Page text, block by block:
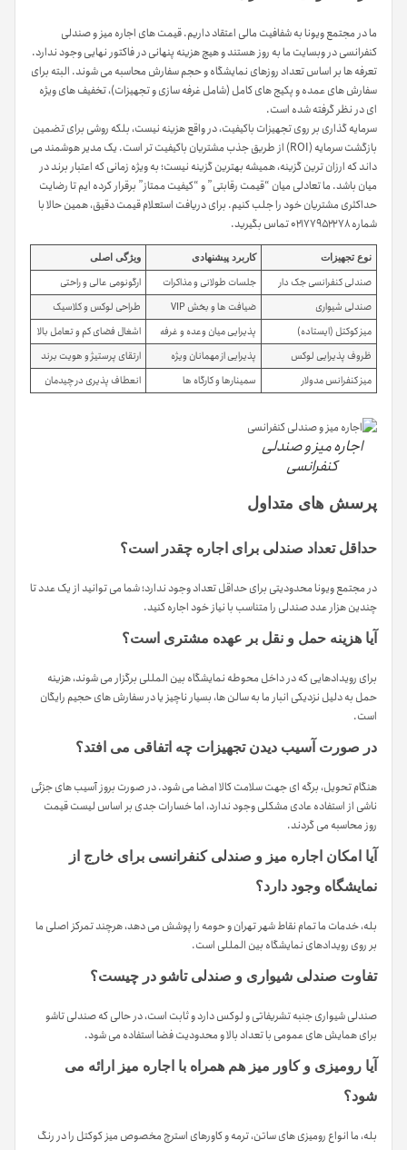
ما در مجتمع ویونا به شفافیت مالی اعتقاد داریم. قیمت های اجاره میز و صندلی
کنفرانسی در وبسایت ما به روز هستند و هیچ هزینه پنهانی در فاکتور نهایی وجود ندارد.
تعرفه ها بر اساس تعداد روزهای نمایشگاه و حجم سفارش محاسبه می شوند. البته برای
سفارش های عمده و پکیج های کامل (شامل غرفه سازی و تجهیزات)، تخفیف های ویژه
ای در نظر گرفته شده است.
سرمایه گذاری بر روی تجهیزات باکیفیت، در واقع هزینه نیست، بلکه روشی برای تضمین
بازگشت سرمایه (ROI) از طریق جذب مشتریان باکیفیت تر است. یک مدیر هوشمند می
داند که ارزان ترین گزینه، همیشه بهترین گزینه نیست؛ به ویژه زمانی که اعتبار برند در
میان باشد. ما تعادلی میان “قیمت رقابتی” و “کیفیت ممتاز” برقرار کرده ایم تا رضایت
حداکثری مشتریان خود را جلب کنیم. برای دریافت استعلام قیمت دقیق، همین حالا با
شماره ۰۲۱۷۷۹۵۲۲۷۸ تماس بگیرید.
نوع تجهیزات کاربرد پیشنهادی ویژگی اصلی
صندلی کنفرانسی جک دار جلسات طولانی و مذاکرات
ارگونومی عالی و راحتی
صندلی شیواری
ضیافت ها و بخش VIP
طراحی لوکس و کلاسیک
میز کوکتل (ایستاده)
پذیرایی میان وعده و غرفه
اشغال فضای کم و تعامل بالا
ظروف پذیرایی لوکس
پذیرایی از مهمانان ویژه
ارتقای پرستیژ و هویت برند
میز کنفرانس مدولار
سمینارها و کارگاه ها انعطاف پذیری در چیدمان
اجاره میز و صندلی
کنفرانسی
پرسش های متداول
حداقل تعداد صندلی برای اجاره چقدر است؟
در مجتمع ویونا محدودیتی برای حداقل تعداد وجود ندارد؛ شما می توانید از یک عدد تا
چندین هزار عدد صندلی را متناسب با نیاز خود اجاره کنید.
آیا هزینه حمل و نقل بر عهده مشتری است؟
برای رویدادهایی که در داخل محوطه نمایشگاه بین المللی برگزار می شوند، هزینه
حمل به دلیل نزدیکی انبار ما به سالن ها، بسیار ناچیز یا در سفارش های حجیم رایگان
است.
در صورت آسیب دیدن تجهیزات چه اتفاقی می افتد؟
هنگام تحویل، برگه ای جهت سلامت کالا امضا می شود. در صورت بروز آسیب های جزئی
ناشی از استفاده عادی مشکلی وجود ندارد، اما خسارات جدی بر اساس لیست قیمت
روز محاسبه می گردند.
آیا امکان اجاره میز و صندلی کنفرانسی برای خارج از
نمایشگاه وجود دارد؟
بله، خدمات ما تمام نقاط شهر تهران و حومه را پوشش می دهد، هرچند تمرکز اصلی ما
بر روی رویدادهای نمایشگاه بین المللی است.
تفاوت صندلی شیواری و صندلی تاشو در چیست؟
صندلی شیواری جنبه تشریفاتی و لوکس دارد و ثابت است، در حالی که صندلی تاشو
برای همایش های عمومی با تعداد بالا و محدودیت فضا استفاده می شود.
آیا رومیزی و کاور میز هم همراه با اجاره میز ارائه می
شود؟
بله، ما انواع رومیزی های ساتن، ترمه و کاورهای استرچ مخصوص میز کوکتل را در رنگ